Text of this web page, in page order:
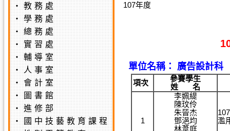
‧教務處
‧學務處
‧總務處
‧實習處
‧輔導室
‧人事室
‧會計室
‧圖書館
‧進修部
‧國中技藝教育課程
107年度
單位名稱： 廣告設計科
項次
參賽學生
姓 名
1
李姵緹
陳玟伶
朱晉杰
鄧浥均
林葦庭
濫